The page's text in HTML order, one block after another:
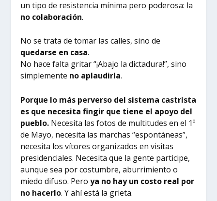
un tipo de resistencia mínima pero poderosa: la
no colaboración.
No se trata de tomar las calles, sino de
quedarse en casa.
No hace falta gritar “¡Abajo la dictadura!”, sino
simplemente no aplaudirla.
Porque lo más perverso del sistema castrista
es que necesita fingir que tiene el apoyo del
pueblo. Necesita las fotos de multitudes en el 1º
de Mayo, necesita las marchas “espontáneas”,
necesita los vítores organizados en visitas
presidenciales. Necesita que la gente participe,
aunque sea por costumbre, aburrimiento o
miedo difuso. Peroya no hay un costo real por
no hacerlo. Y ahí está la grieta.